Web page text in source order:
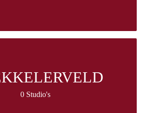
0 Studio's